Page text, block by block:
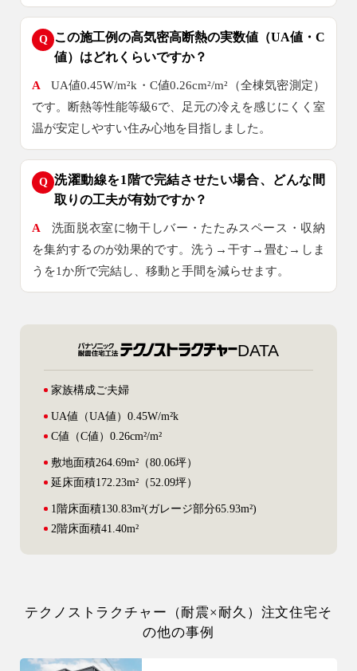
Q
この施工例の高気密高断熱の実数値（UA値・C
値）はどれくらいですか？
A
UA値0.45W/m²k・C値0.26cm²/m²（全棟気密測定）
です。断熱等性能等級6で、足元の冷えを感じにくく室
温が安定しやすい住み心地を目指しました。
Q 洗濯動線を1階で完結させたい場合、どんな間
取りの工夫が有効ですか？
A
洗面脱衣室に物干しバー・たたみスペース・収納
を集約するのが効果的です。洗う→干す→畳む→しま
うを1か所で完結し、移動と手間を減らせます。
DATA
家族構成ご夫婦
UA値 （UA値）0.45W/m²k
C値 （C値）0.26cm²/m²
敷地面積264.69m²（80.06坪）
延床面積172.23m²（52.09坪）
1階床面積130.83m²(ガレージ部分65.93m²)
2階床面積41.40m²
テクノストラクチャー（耐震×耐久）注文住宅そ
の他の事例